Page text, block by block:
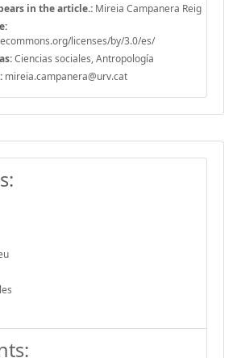
in the article.: Mireia Campanera Reig
licenses/by/3.0/es/
Ciencias sociales, Antropología
mireia.campanera@urv.cat